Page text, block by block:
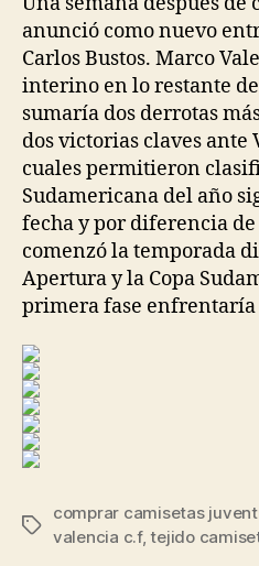
anunció como nuevo
Carlos Bustos. Marco
interino en lo restante
sumaría dos derrotas
dos victorias claves ante
cuales permitieron
Sudamericana del año
fecha y por diferencia
comenzó la temporada
Apertura y la Copa
primera fase enfrentaría
Etiquetas
comprar camisetas
valencia c.f,tejido